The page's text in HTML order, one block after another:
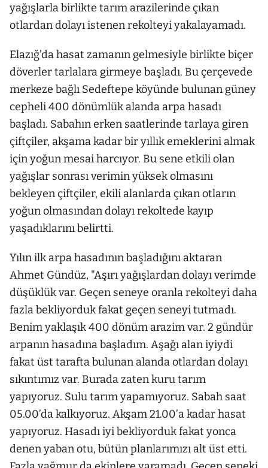
yağışlarla birlikte tarım arazilerinde çıkan
otlardan dolayı istenen rekolteyi yakalayamadı.
Elazığ’da hasat zamanın gelmesiyle birlikte biçer
döverler tarlalara girmeye başladı. Bu çerçevede
merkeze bağlı Sedeftepe köyünde bulunan güney
cepheli 400 dönümlük alanda arpa hasadı
başladı. Sabahın erken saatlerinde tarlaya giren
çiftçiler, akşama kadar bir yıllık emeklerini almak
için yoğun mesai harcıyor. Bu sene etkili olan
yağışlar sonrası verimin yüksek olmasını
bekleyen çiftçiler, ekili alanlarda çıkan otların
yoğun olmasından dolayı rekoltede kayıp
yaşadıklarını belirtti.
Yılın ilk arpa hasadının başladığını aktaran
Ahmet Gündüz, "Aşırı yağışlardan dolayı verimde
düşüklük var. Geçen seneye oranla rekolteyi daha
fazla bekliyorduk fakat geçen seneyi tutmadı.
Benim yaklaşık 400 dönüm arazim var. 2 gündür
arpanın hasadına başladım. Aşağı alan iyiydi
fakat üst tarafta bulunan alanda otlardan dolayı
sıkıntımız var. Burada zaten kuru tarım
yapıyoruz. Sulu tarım yapamıyoruz. Sabah saat
05.00’da kalkıyoruz. Akşam 21.00’a kadar hasat
yapıyoruz. Hasadı iyi bekliyorduk fakat yonca
denen yaban otu, bütün planlarımızı alt üst etti.